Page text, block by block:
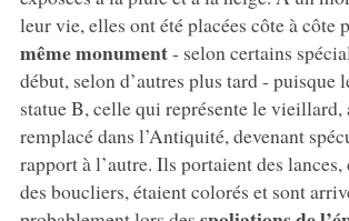
leur vie, elles ont été placées côte à côte
même monument- selon certains
début, selon d’autres plus tard - puisque
statue B, celle qui représente le vieillard,
remplacé dans l’Antiquité, devenant
rapport à l’autre. Ils portaient des lances,
des boucliers, étaient colorés et sont